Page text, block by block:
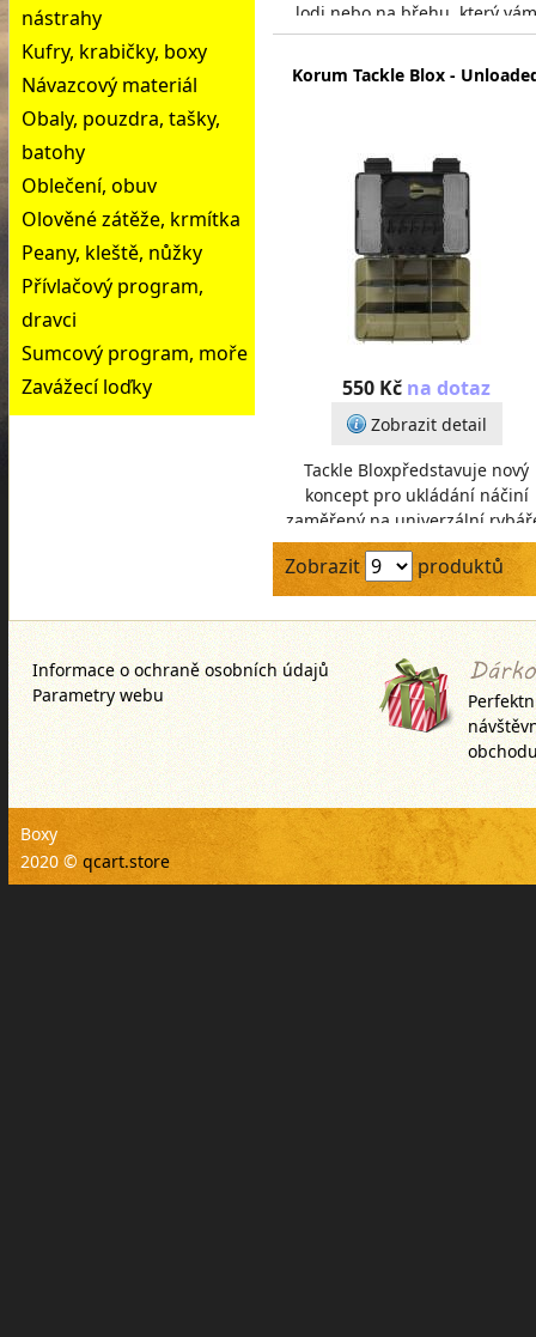
nástrahy
Kufry, krabičky, boxy
Návazcový materiál
Obaly, pouzdra, tašky,
batohy
Oblečení, obuv
Olověné zátěže, krmítka
Peany, kleště, nůžky
Přívlačový program,
dravci
Sumcový program, moře
Zavážecí loďky
lodi nebo na břehu, který vám
pomůže lovit efektivněji.-
jehel a
Korum Tackle Blox -
550 Kč na dotaz
Zobrazit detail
Tackle Bloxpředstavuje nový
koncept pro ukládání náčiní
zaměřený na univerzální
Je navržen tak, aby do něj
možné co nejpřehledn
Zobrazit produktů
Informace o ochraně osobních údajů
Parametry webu
Boxy
2020 © qcart.store